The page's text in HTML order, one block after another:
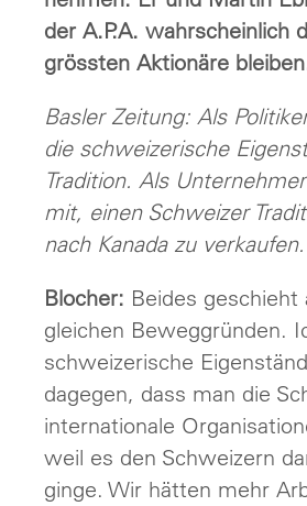
der A.P.A. wahrscheinlich
grössten Aktionäre
Basler Zeitung: Als
die schweizerische
Tradition. Als
mit, einen Schweizer
nach Kanada zu verkaufen.
Blocher: Beides geschieht
gleichen Beweggründen.
schweizerische
dagegen, dass man die
internationale
weil es den Schweizern
ginge. Wir hätten mehr